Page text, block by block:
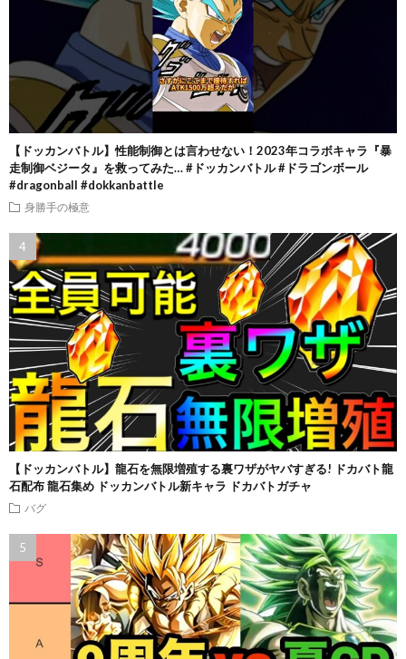
【ドッカンバトル】性能制御とは言わせない！2023年コラボキャラ『暴
走制御ベジータ』を救ってみた… #ドッカンバトル #ドラゴンボール
#dragonball #dokkanbattle
身勝手の極意
【ドッカンバトル】龍石を無限増殖する裏ワザがヤバすぎる! ドカバト龍
石配布 龍石集め ドッカンバトル新キャラ ドカバトガチャ
バグ